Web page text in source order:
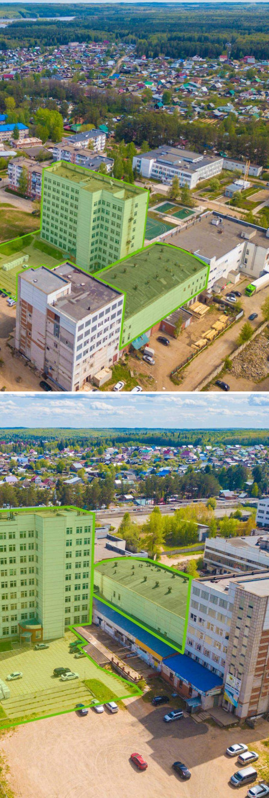
Продажа
125186 - Г. ЧАЙКОВСКИЙ,
ДЕКАБРИСТОВ УЛИЦА,
Д.23К6
Пермский край
Получить контакты Посмотреть на карте
Аукцион по продаже имущественного комплекса,
находящегося по адресу: (Пермский край, Чайковский, ул.
Декабристов, д. 23, к. 6) Общая площадь: 0.33 га / 7932.4 м
Начальная цена: 63 255 300,00 Дата окончания приема заявок:
20.07.2026 15: 00: 00 Дата проведения торгов: 24.07.2026 10:
00: 00 Кадастровы...
68 (+)
Навигация
Характеристики
О помещении
Где находится
Контакты
Другие объявления
Характеристики помещения
№ объявления
125186
Дата размещения
22.07.2026
Город
Чайковский
Адрес
Декабристов улица, д.23к6
Расположено
Этаж